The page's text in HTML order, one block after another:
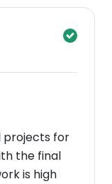
projects for
the final
is high